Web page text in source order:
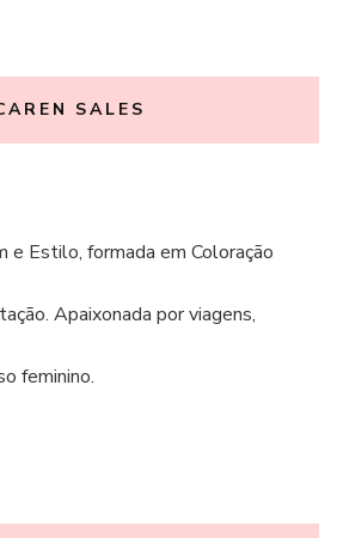
SALES
e Estilo, formada em Coloração
Apaixonada por viagens,
feminino.